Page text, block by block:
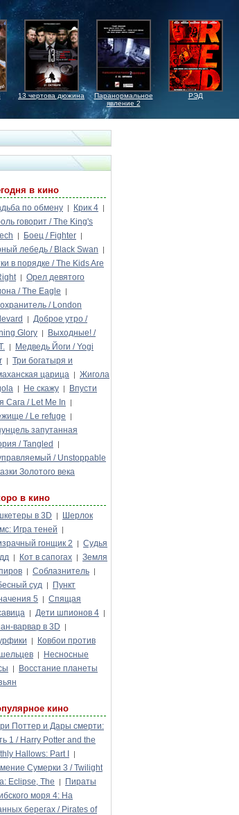
13 чертова дюжина
Паранормальное
явление 2
РЭД
в кино
по обмену | Крик 4 |
говорит / The King's
| Боец / Fighter |
лебедь / Black Swan |
в порядке / The Kids Are
| Орел девятого
/ The Eagle
|
/ London
| Доброе утро /
Glory |
Выходные! /
|
Медведь Йоги / Yogi
| Три богатыря и
царица | Жигола
| Не скажу |
Впусти
Сага / Let Me In
|
/ Le refuge |
запутанная
/ Tangled
|
/ Unstoppable
Золотого века
в кино
в 3D |
Шерлок
Игра теней
|
гонщик 2 | Судья
| Кот в сапогах | Земля
| Соблазнитель |
суд |
Пункт
5
| Спящая
| Дети шпионов 4 |
варвар в 3D |
|
Ковбои против
|
Несносные
|
Восстание планеты
кино
Поттер и Дары смерти:
1 / Harry Potter and the
Hallows: Part I
|
Сумерки 3 / Twilight
Eclipse, The
|
Пираты
моря 4: На
берегах / Pirates of